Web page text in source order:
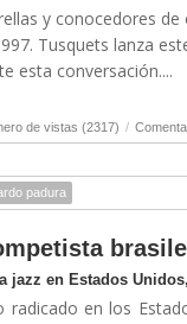
y conocedores
Tusquets lanza
esta conversación....
de vistas (2317) /
padura
jazz en Estados
radicado en los